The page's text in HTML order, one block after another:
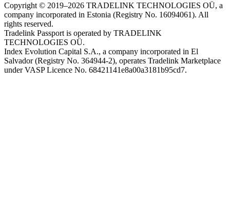
Copyright © 2019–2026 TRADELINK TECHNOLOGIES OÜ, a
company incorporated in Estonia (Registry No. 16094061). All
rights reserved.
Tradelink Passport is operated by TRADELINK
TECHNOLOGIES OÜ.
Index Evolution Capital S.A., a company incorporated in El
Salvador (Registry No. 364944-2), operates Tradelink Marketplace
under VASP Licence No. 68421141e8a00a3181b95cd7.